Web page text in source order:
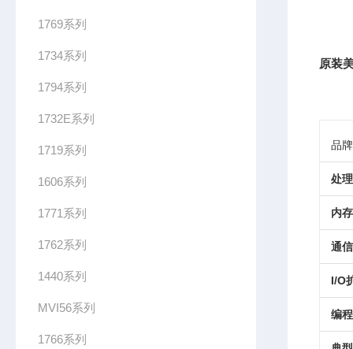
1769系列
1734系列
1794系列
1732E系列
1719系列
1606系列
1771系列
1762系列
1440系列
MVI56系列
1766系列
原装
品
处
内
通
I/O
编